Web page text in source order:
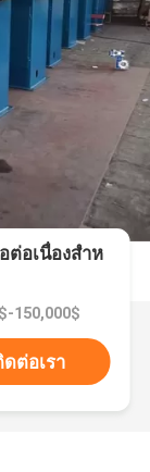
ต่อเนื่องสําห
150,000$
ดต่อเรา